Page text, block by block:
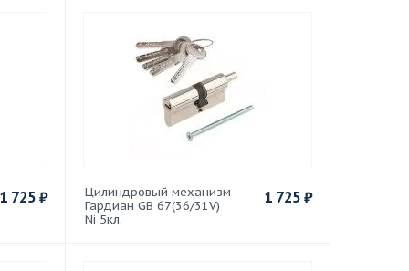
1 725₽
Цилиндровый механизм
Гардиан GB 67(36/31V)
Ni 5кл.
1 725₽